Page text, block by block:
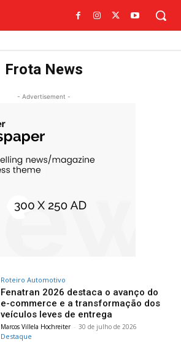
Frota News
- Advertisement -
Roteiro Automotivo
Fenatran 2026 destaca o avanço do
e-commerce e a transformação dos
veículos leves de entrega
Marcos Villela Hochreiter - 30 de julho de 2026
Destaque